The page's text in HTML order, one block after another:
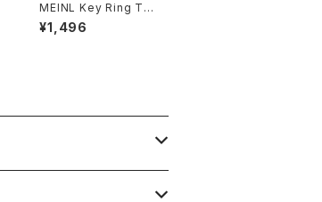
MEINL Key Ring Ta
mbourine (Red) KRT
-R
¥1,496